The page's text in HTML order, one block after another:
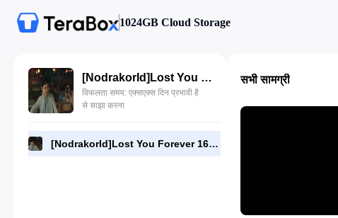
1024GB Cloud Storage
[NodrakorId]Lost You Forever 16.480p.mp4
विफलता समय: एक्सएक्स दिन प्रभावी है
से साझा करना
[NodrakorId]Lost You Forever 16.480p.mp4
सभी सामग्री